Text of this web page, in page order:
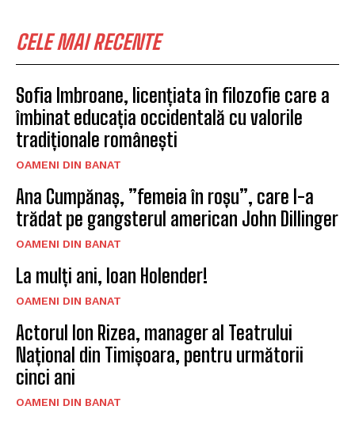
CELE MAI RECENTE
Sofia Imbroane, licențiata în filozofie care a
îmbinat educația occidentală cu valorile
tradiționale românești
OAMENI DIN BANAT
Ana Cumpănaș, ”femeia în roșu”, care l-a
trădat pe gangsterul american John Dillinger
OAMENI DIN BANAT
La mulți ani, Ioan Holender!
OAMENI DIN BANAT
Actorul Ion Rizea, manager al Teatrului
Național din Timișoara, pentru următorii
cinci ani
OAMENI DIN BANAT